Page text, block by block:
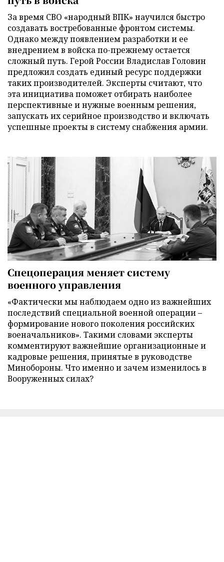
За время СВО «народный ВПК» научился быстро
создавать востребованные фронтом системы.
Однако между появлением разработки и ее
внедрением в войска по-прежнему остается
сложный путь. Герой России Владислав Головин
предложил создать единый ресурс поддержки
таких производителей. Эксперты считают, что
эта инициатива поможет отбирать наиболее
перспективные и нужные военным решения,
запускать их серийное производство и включать
успешные проекты в систему снабжения армии.
Спецоперация меняет систему
военного управления
«Фактически мы наблюдаем одно из важнейших
последствий специальной военной операции –
формирование нового поколения российских
военачальников». Такими словами эксперты
комментируют важнейшие организационные и
кадровые решения, принятые в руководстве
Минобороны. Что именно и зачем изменилось в
Вооруженных силах?